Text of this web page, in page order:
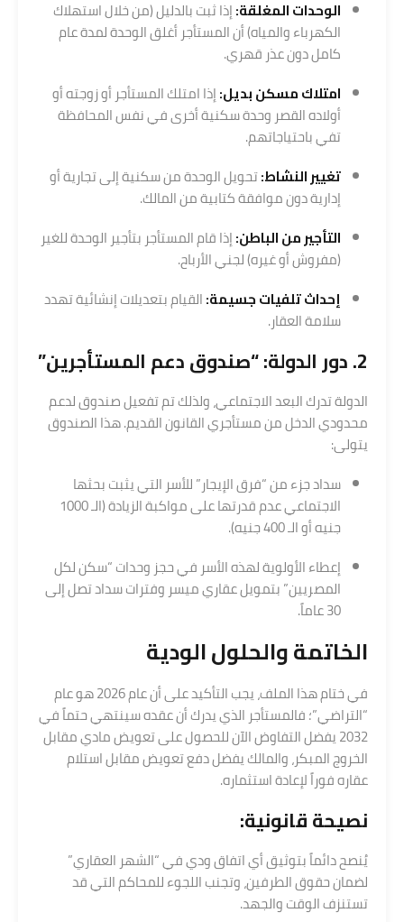
الوحدات المغلقة:إذا ثبت بالدليل (من خلال استهلاك
الكهرباء والمياه) أن المستأجر أغلق الوحدة لمدة عام
كامل دون عذر قهري.
امتلاك مسكن بديل:إذا امتلك المستأجر أو زوجته أو
أولاده القصر وحدة سكنية أخرى في نفس المحافظة
تفي باحتياجاتهم.
تغيير النشاط:تحويل الوحدة من سكنية إلى تجارية أو
إدارية دون موافقة كتابية من المالك.
التأجير من الباطن:إذا قام المستأجر بتأجير الوحدة للغير
(مفروش أو غيره) لجني الأرباح.
إحداث تلفيات جسيمة:القيام بتعديلات إنشائية تهدد
سلامة العقار.
2. دور الدولة: “صندوق دعم المستأجرين”
الدولة تدرك البعد الاجتماعي، ولذلك تم تفعيل صندوق لدعم
محدودي الدخل من مستأجري القانون القديم. هذا الصندوق
يتولى:
سداد جزء من “فرق الإيجار” للأسر التي يثبت بحثها
الاجتماعي عدم قدرتها على مواكبة الزيادة (الـ 1000
جنيه أو الـ 400 جنيه).
إعطاء الأولوية لهذه الأسر في حجز وحدات “سكن لكل
المصريين” بتمويل عقاري ميسر وفترات سداد تصل إلى
30 عاماً.
الخاتمة والحلول الودية
في ختام هذا الملف، يجب التأكيد على أن عام 2026 هو عام
“التراضي”؛ فالمستأجر الذي يدرك أن عقده سينتهي حتماً في
2032 يفضل التفاوض الآن للحصول على تعويض مادي مقابل
الخروج المبكر، والمالك يفضل دفع تعويض مقابل استلام
عقاره فوراً لإعادة استثماره.
نصيحة قانونية:
يُنصح دائماً بتوثيق أي اتفاق ودي في “الشهر العقاري”
لضمان حقوق الطرفين، وتجنب اللجوء للمحاكم التي قد
تستنزف الوقت والجهد.